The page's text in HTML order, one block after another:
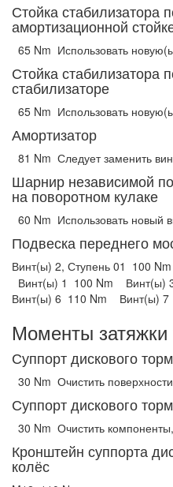
Стойка стабилизатора
амортизационной
65 Nm Использовать
Стойка стабилизатора
стабилизаторе
65 Nm Использовать
Амортизатор
81 Nm Следует заменить
Шарнир независимой
на поворотном кулаке
60 Nm Использовать новый
Подвеска переднего
Винт(ы) 2, Ступень 01 100 Nm
Винт(ы) 1 100 Nm Винт(ы)
Винт(ы) 6 110 Nm Винт(ы) 7
Моменты затяжки
Суппорт дискового
30 Nm Очистить
Суппорт дискового
30 Nm Очистить
Кронштейн суппорта
колёс